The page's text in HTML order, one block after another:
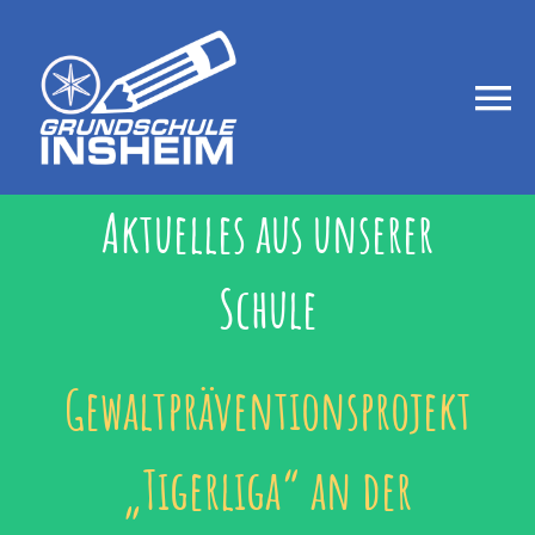
springen
Startseite
Aktuelles
Über uns
Betreuung
Aktuelles aus unserer
Schule
Gewaltpräventionsprojekt
„Tigerliga“ an der